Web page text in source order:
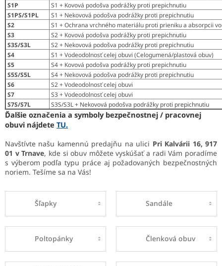
S1P
S1 + Kovová podošva podrážky proti prepichnutiu
S1PS/S1PL
S1 + Nekovová podošva podrážky proti prepichnutiu
S2
S1 + Ochrana vrchného materiálu proti prieniku a absorpcii
S3
S2 + Kovová podošva podrážky proti prepichnutiu
S3S/S3L
S2 + Nekovová podošva podrážky proti prepichnutiu
S4
S1 + Vodeodolnosť celej obuvi (Celogumená/plastová obuv)
S5
S4 + Kovová podošva podrážky proti prepichnutiu
S5S/S5L
S4 + Nekovová podošva podrážky proti prepichnutiu
S6
S2 + Vodeodolnosť celej obuvi
S7
S3 + Vodeodolnosť celej obuvi
S7S/S7L
S3S/S3L + Nekovová podošva podrážky proti prepichnutiu
Ďalšie označenia a symboly bezpečnostnej / pracovnej
obuvi nájdete TU.
Navštívte našu kamennú predajňu na ulici Pri Kalvárii 16, 917
01 v Trnave, kde si obuv môžete vyskúšať a radi Vám poradíme
s výberom podľa typu práce aj požadovaných bezpečnostných
noriem. Tešíme sa na Vás!
Šľapky Sandále
Poltopánky Členková obuv